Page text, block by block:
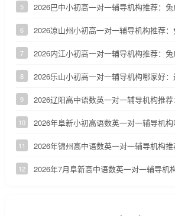
5 2026巴中小初高一对一辅导机构推荐：
6 2026凉山州小初高一对一辅导机构推荐
7 2026内江小初高一对一辅导机构推荐：
8 2026乐山小初高一对一辅导机构哪家好：
9 2026辽阳高中语数英一对一辅导机构推荐
10 2026年阜新小初高语数英一对一辅导机
11 2026年锦州高中语数英一对一辅导机构
12 2026年7月阜新高中语数英一对一辅导机